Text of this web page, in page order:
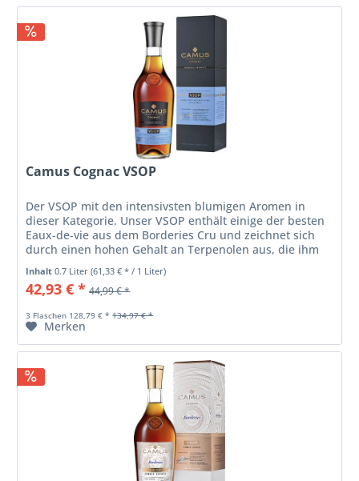
Camus Cognac VSOP
Der VSOP mit den intensivsten blumigen Aromen in
dieser Kategorie. Unser VSOP enthält einige der besten
Eaux-de-vie aus dem Borderies Cru und zeichnet sich
durch einen hohen Gehalt an Terpenolen aus, die ihm
Inhalt0.7 Liter(61,33 € * / 1 Liter)
42,93 € * 44,99 € *
3 Flaschen 128,79 € * 134,97 € *
Merken